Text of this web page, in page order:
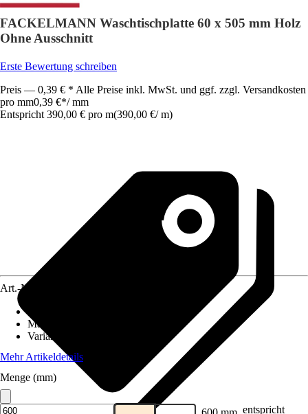
FACKELMANN Waschtischplatte 60 x 505 mm Holz
Ohne Ausschnitt
Erste Bewertung schreiben
Preis — 0,39 € * Alle Preise inkl. MwSt. und ggf. zzgl. Versandkosten
pro mm0,39 €*/ mm
Entspricht 390,00 € pro m(390,00 €/ m)
Art.-Nr.
Material
Variante
Mehr Artikeldetails
Menge (mm)
entspricht